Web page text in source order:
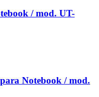
/ mod. UT-
Notebook / mod.